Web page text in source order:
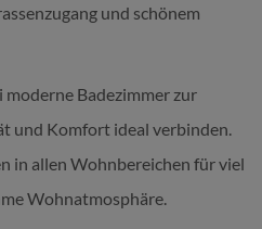
und schönem
Badezimmer zur
und Komfort ideal verbinden.
in allen Wohnbereichen für viel
Wohnatmosphäre.